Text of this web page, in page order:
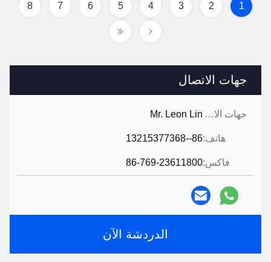
جهات الاتصال
جهات الاتصال: Mr. Leon Lin
هاتف:86--13215377368
فاكس:86-769-23611800
الدردشة الآن
1
2
3
4
5
6
7
8